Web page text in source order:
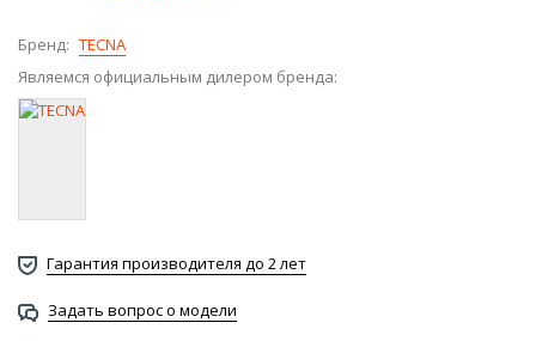
Бренд: TECNA
Являемся официальным дилером бренда:
Гарантия производителя до 2 лет
Задать вопрос о модели